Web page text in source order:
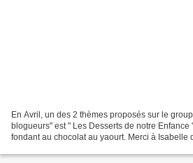
En Avril, un des 2 thèmes proposés sur le
blogueurs" est " Les Desserts de notre Enfance
fondant au chocolat au yaourt. Merci à Isabelle